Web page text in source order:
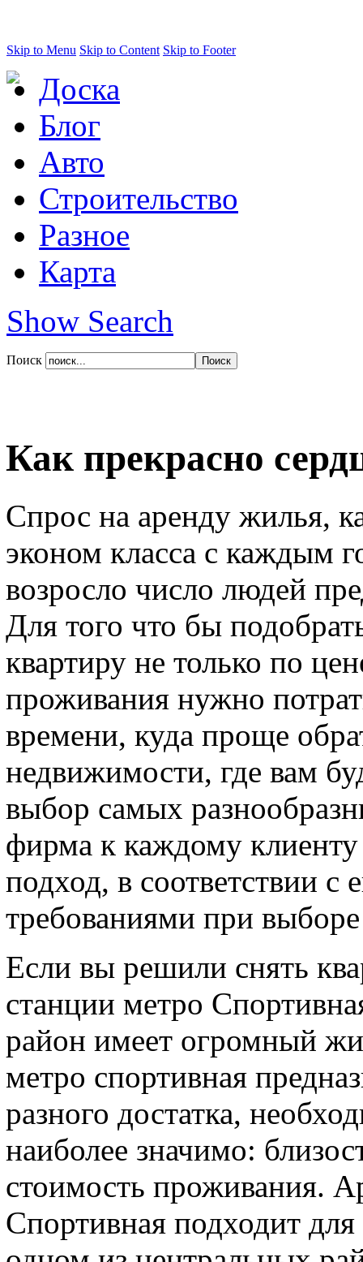
Skip to Menu Skip to Content Skip to Footer
Доска
Блог
Авто
Строительство
Разное
Карта
Show Search
Поиск
Как прекрасно
Спрос на аренду жилья,
эконом класса с каждым
возросло число людей
Для того что бы
квартиру не только по
проживания нужно
времени, куда проще
недвижимости, где вам
выбор самых
фирма к каждому
подход, в соответствии с
требованиями при
Если вы решили снять
станции метро
район имеет огромный
метро спортивная
разного достатка,
наиболее значимо:
стоимость проживания.
Спортивная подходит